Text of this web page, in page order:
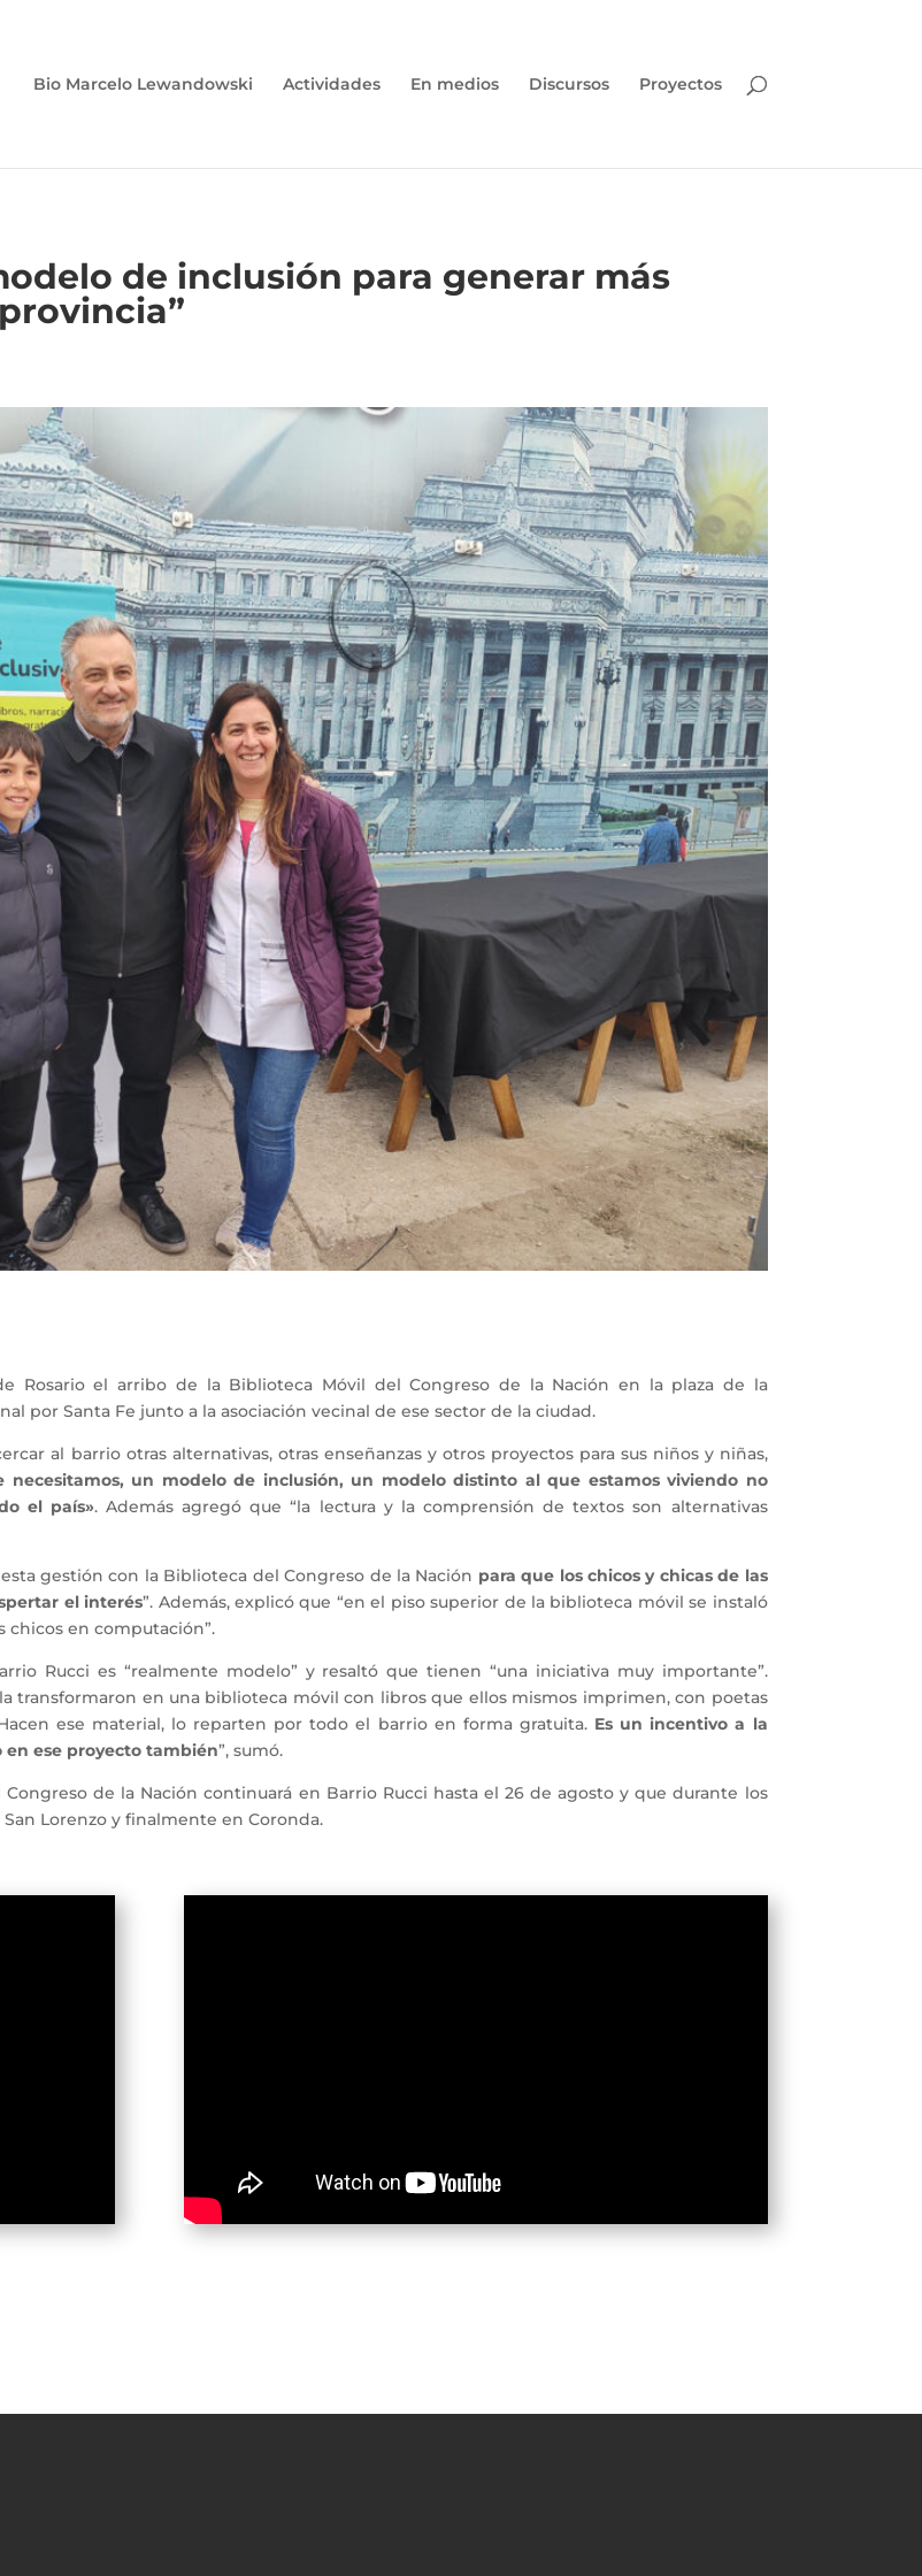
Bio Marcelo Lewandowski Actividades En medios Discursos Proyectos
de inclusión para generar más
Rosario el arribo de la Biblioteca Móvil del Congreso de la Nación en la plaza de la
por Santa Fe junto a la asociación vecinal de ese sector de la ciudad.
al barrio otras alternativas, otras enseñanzas y otros proyectos para sus niños y niñas,
necesitamos, un modelo de inclusión, un modelo distinto al que estamos viviendo no
el país». Además agregó que “la lectura y la comprensión de textos son alternativas
gestión con la Biblioteca del Congreso de la Nación para que los chicos y chicas de las
el interés”. Además, explicó que “en el piso superior de la biblioteca móvil se instaló
chicos en computación”.
Rucci es “realmente modelo” y resaltó que tienen “una iniciativa muy importante”.
transformaron en una biblioteca móvil con libros que ellos mismos imprimen, con poetas
ese material, lo reparten por todo el barrio en forma gratuita. Es un incentivo a la
en ese proyecto también”, sumó.
de la Nación continuará en Barrio Rucci hasta el 26 de agosto y que durante los
Lorenzo y finalmente en Coronda.